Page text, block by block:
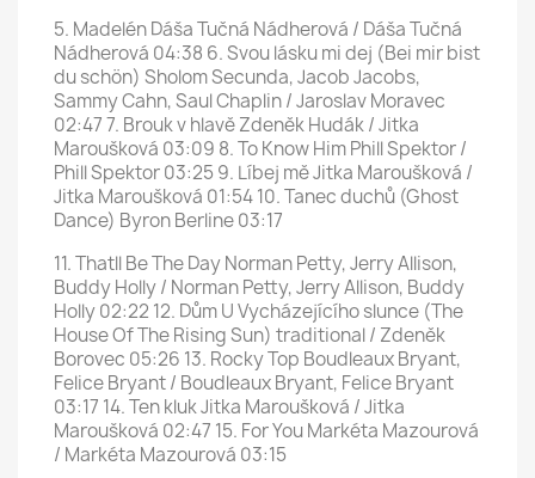
5. Madelén Dáša Tučná Nádherová / Dáša Tučná
Nádherová 04:38 6. Svou lásku mi dej (Bei mir bist
du schön) Sholom Secunda, Jacob Jacobs,
Sammy Cahn, Saul Chaplin / Jaroslav Moravec
02:47 7. Brouk v hlavě Zdeněk Hudák / Jitka
Maroušková 03:09 8. To Know Him Phill Spektor /
Phill Spektor 03:25 9. Líbej mě Jitka Maroušková /
Jitka Maroušková 01:54 10. Tanec duchů (Ghost
Dance) Byron Berline 03:17
11. Thatll Be The Day Norman Petty, Jerry Allison,
Buddy Holly / Norman Petty, Jerry Allison, Buddy
Holly 02:22 12. Dům U Vycházejícího slunce (The
House Of The Rising Sun) traditional / Zdeněk
Borovec 05:26 13. Rocky Top Boudleaux Bryant,
Felice Bryant / Boudleaux Bryant, Felice Bryant
03:17 14. Ten kluk Jitka Maroušková / Jitka
Maroušková 02:47 15. For You Markéta Mazourová
/ Markéta Mazourová 03:15